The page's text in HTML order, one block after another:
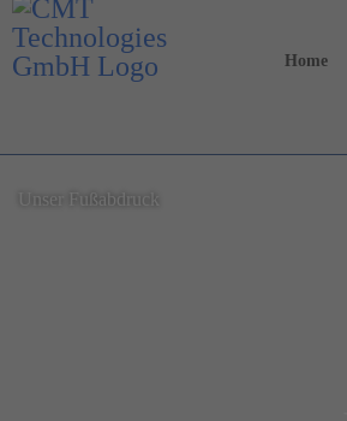
Home
Unser Fußabdruck